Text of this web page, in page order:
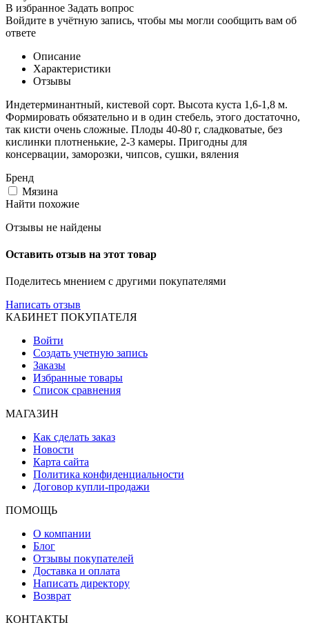
В избранное Задать вопрос
Войдите в учётную запись, чтобы мы могли сообщить вам об
ответе
Описание
Характеристики
Отзывы
Индетерминантный, кистевой сорт. Высота куста 1,6-1,8 м.
Формировать обязательно и в один стебель, этого достаточно,
так кисти очень сложные. Плоды 40-80 г, сладковатые, без
кислинки плотненькие, 2-3 камеры. Пригодны для
консервации, заморозки, чипсов, сушки, вяления
Бренд
Мязина
Найти похожие
Отзывы не найдены
Оставить отзыв на этот товар
Поделитесь мнением с другими покупателями
Написать отзыв
КАБИНЕТ ПОКУПАТЕЛЯ
Войти
Создать учетную запись
Заказы
Избранные товары
Список сравнения
МАГАЗИН
Как сделать заказ
Новости
Карта сайта
Политика конфиденциальности
Договор купли-продажи
ПОМОЩЬ
О компании
Блог
Отзывы покупателей
Доставка и оплата
Написать директору
Возврат
КОНТАКТЫ